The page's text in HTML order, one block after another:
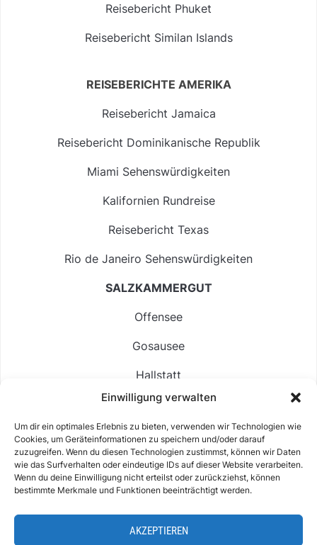
Einwilligung verwalten
Um dir ein optimales Erlebnis zu bieten, verwenden wir Technologien wie
Cookies, um Geräteinformationen zu speichern und/oder darauf
zuzugreifen. Wenn du diesen Technologien zustimmst, können wir Daten
wie das Surfverhalten oder eindeutige IDs auf dieser Website verarbeiten.
Wenn du deine Einwilligung nicht erteilst oder zurückziehst, können
bestimmte Merkmale und Funktionen beeinträchtigt werden.
AKZEPTIEREN
Reisebericht Phuket
Reisebericht Similan Islands
REISEBERICHTE AMERIKA
Reisebericht Jamaica
Reisebericht Dominikanische Republik
Miami Sehenswürdigkeiten
Kalifornien Rundreise
Reisebericht Texas
Rio de Janeiro Sehenswürdigkeiten
SALZKAMMERGUT
Offensee
Gosausee
Hallstatt
Langbathsee
Altausseer See
Hintersee
IMPRESSUM & KONTAKT